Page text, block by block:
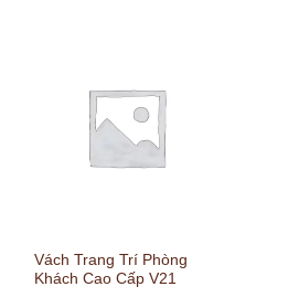
Vách Trang Trí Phòng
Khách Cao Cấp V21